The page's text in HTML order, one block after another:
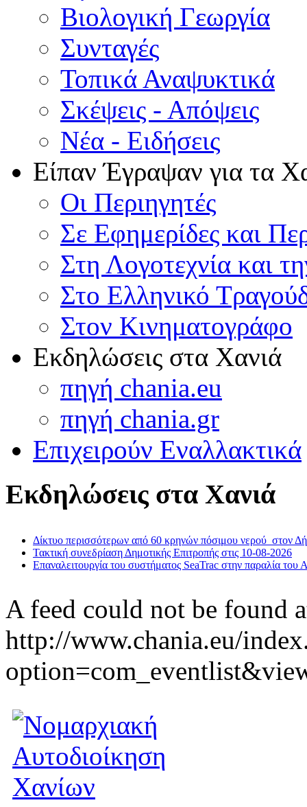
Βιολογική Γεωργία
Συνταγές
Τοπικά Αναψυκτικά
Σκέψεις - Απόψεις
Νέα - Ειδήσεις
Είπαν Έγραψαν για τα
Οι Περιηγητές
Σε Εφημερίδες και
Στη Λογοτεχνία και
Στο Ελληνικό
Στον Κινηματογράφο
Εκδηλώσεις στα Χανιά
πηγή chania.eu
πηγή chania.gr
Επιχειρούν Εναλλακτικά
Εκδηλώσεις στα Χανιά
Δίκτυο περισσότερων από 60 κρηνών πόσιμου νερού στον
Τακτική συνεδρίαση Δημοτικής Επιτροπής στις 10-08-2026
Επαναλειτουργία του συστήματος SeaTrac στην παραλία του
A feed could not be found
http://www.chania.eu/